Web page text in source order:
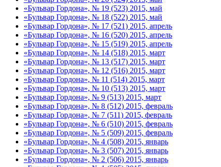
«Бульвар Гордона», № 19 (523) 2015, май
«Бульвар Гордона», № 18 (522) 2015, май
«Бульвар Гордона», № 17 (521) 2015, апрель
«Бульвар Гордона», № 16 (520) 2015, апрель
«Бульвар Гордона», № 15 (519) 2015, апрель
«Бульвар Гордона», № 14 (518) 2015, март
«Бульвар Гордона», № 13 (517) 2015, март
«Бульвар Гордона», № 12 (516) 2015, март
«Бульвар Гордона», № 11 (514) 2015, март
«Бульвар Гордона», № 10 (513) 2015, март
«Бульвар Гордона», № 9 (513) 2015, март
«Бульвар Гордона», № 8 (512) 2015, февраль
«Бульвар Гордона», № 7 (511) 2015, февраль
«Бульвар Гордона», № 6 (510) 2015, февраль
«Бульвар Гордона», № 5 (509) 2015, февраль
«Бульвар Гордона», № 4 (508) 2015, январь
«Бульвар Гордона», № 3 (507) 2015, январь
«Бульвар Гордона», № 2 (506) 2015, январь